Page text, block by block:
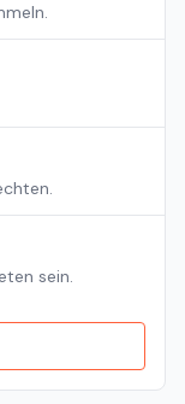
sein.